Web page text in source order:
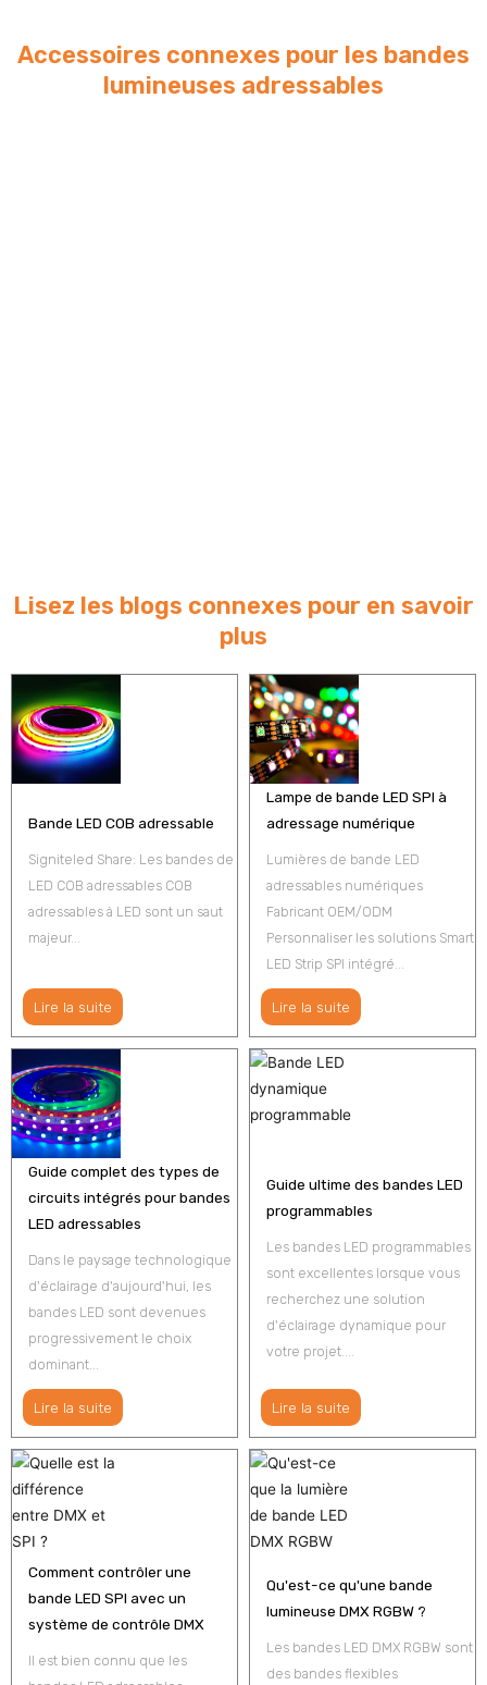
Accessoires connexes pour les bandes
lumineuses adressables
Lisez les blogs connexes pour en savoir
plus
Bande LED COB adressable
Signiteled Share: Les bandes de
LED COB adressables COB
adressables à LED sont un saut
majeur...
Lire la suite
Lampe de bande LED SPI à
adressage numérique
Lumières de bande LED
adressables numériques
Fabricant OEM/ODM
Personnaliser les solutions Smart
LED Strip SPI intégré...
Lire la suite
Guide complet des types de
circuits intégrés pour bandes
LED adressables
Dans le paysage technologique
d'éclairage d'aujourd'hui, les
bandes LED sont devenues
progressivement le choix
dominant...
Lire la suite
Guide ultime des bandes LED
programmables
Les bandes LED programmables
sont excellentes lorsque vous
recherchez une solution
d'éclairage dynamique pour
votre projet....
Lire la suite
Comment contrôler une
bande LED SPI avec un
système de contrôle DMX
Il est bien connu que les
Qu'est-ce qu'une bande
lumineuse DMX RGBW ?
Les bandes LED DMX RGBW sont
des bandes flexibles